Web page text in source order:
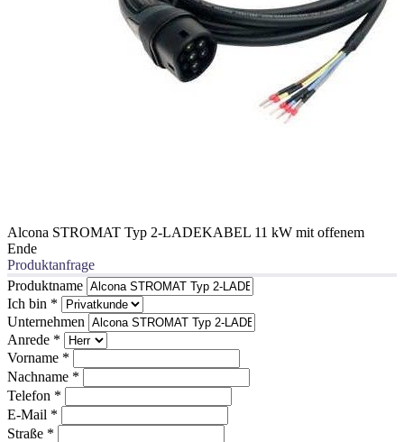
Alcona STROMAT Typ 2-LADEKABEL 11 kW mit offenem
Ende
Produktanfrage
Produktname
Ich bin *
Unternehmen
Anrede *
Vorname *
Nachname *
Telefon *
E-Mail *
Straße *